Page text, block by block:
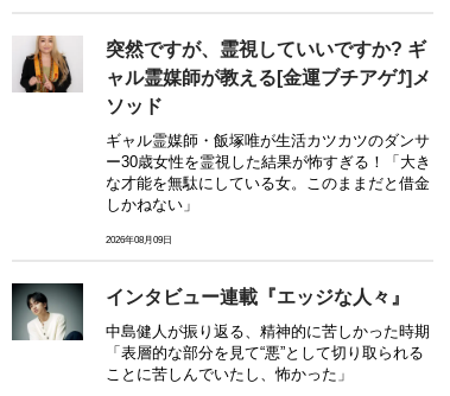
突然ですが、霊視していいですか? ギ
ャル霊媒師が教える[金運ブチアゲ⤴]メ
ソッド
ギャル霊媒師・飯塚唯が生活カツカツのダンサ
ー30歳女性を霊視した結果が怖すぎる！「大き
な才能を無駄にしている女。このままだと借金
しかねない」
2026年08月09日
インタビュー連載『エッジな人々』
中島健人が振り返る、精神的に苦しかった時期
「表層的な部分を見て“悪”として切り取られる
ことに苦しんでいたし、怖かった」